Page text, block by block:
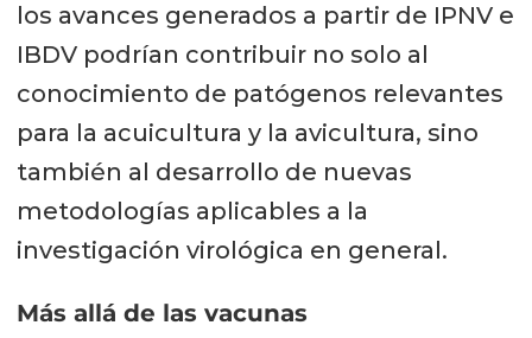
los avances generados a partir de IPNV e
IBDV podrían contribuir no solo al
conocimiento de patógenos relevantes
para la acuicultura y la avicultura, sino
también al desarrollo de nuevas
metodologías aplicables a la
investigación virológica en general.
Más allá de las vacunas